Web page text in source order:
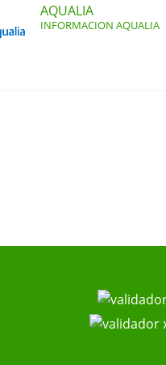
AQUALIA
INFORMACION AQUALIA